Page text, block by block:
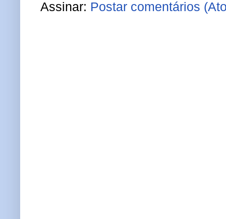
Assinar: Postar comentários